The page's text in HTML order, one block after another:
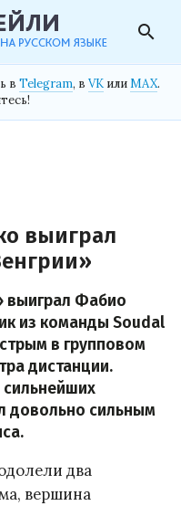
search
в Telegram, в VK илиMAX.
выиграл
выиграл Фабио
из команды Soudal
в групповом
дистанции.
довольно сильным
два
вершина